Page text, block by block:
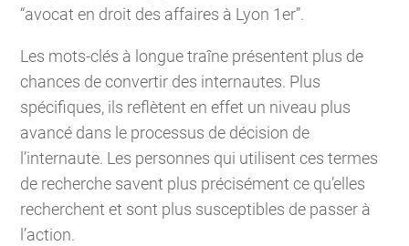
“avocat en droit des affaires à Lyon 1er”.
Les mots-clés à longue traîne présentent plus de
chances de convertir des internautes. Plus
spécifiques, ils reflètent en effet un niveau plus
avancé dans le processus de décision de
l’internaute. Les personnes qui utilisent ces termes
de recherche savent plus précisément ce qu’elles
recherchent et sont plus susceptibles de passer à
l’action.